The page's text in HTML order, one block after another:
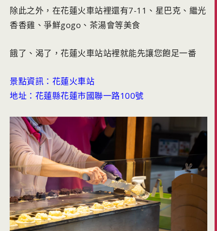
除此之外，在花蓮火車站裡還有7-11、星巴克、繼光
香香雞、爭鮮gogo、茶湯會等美食
餓了、渴了，花蓮火車站站裡就能先讓您飽足一番
景點資訊：花蓮火車站
地址：花蓮縣花蓮市國聯一路100號